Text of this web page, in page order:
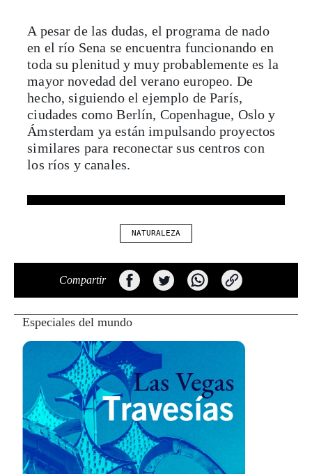
A pesar de las dudas, el programa de nado
en el río Sena se encuentra funcionando en
toda su plenitud y muy probablemente es la
mayor novedad del verano europeo. De
hecho, siguiendo el ejemplo de París,
ciudades como Berlín, Copenhague, Oslo y
Ámsterdam ya están impulsando proyectos
similares para reconectar sus centros con
los ríos y canales.
NATURALEZA
Compartir
Especiales del mundo